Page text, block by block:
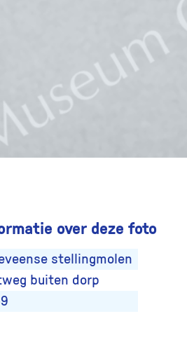
over deze foto
stellingmolen
buiten dorp